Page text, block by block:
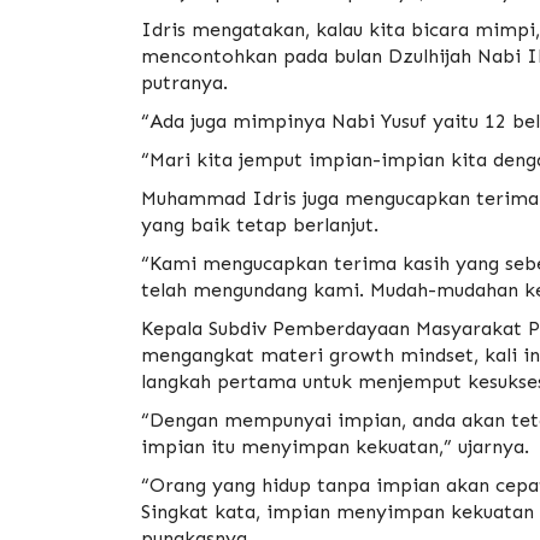
Idris mengatakan, kalau kita bicara
mencontohkan pada bulan Dzulhijah
putranya.
“Ada juga mimpinya Nabi Yusuf yaitu 12
“Mari kita jemput impian-impian kita
Muhammad Idris juga mengucapkan
yang baik tetap berlanjut.
“Kami mengucapkan terima kasih yang
telah mengundang kami. Mudah-mudahan
Kepala Subdiv Pemberdayaan
mengangkat materi growth mindset, kali
langkah pertama untuk menjemput
“Dengan mempunyai impian, anda akan
impian itu menyimpan kekuatan,” ujarnya.
“Orang yang hidup tanpa impian akan
Singkat kata, impian menyimpan